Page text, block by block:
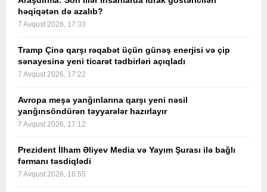
həqiqətən də azalıb?
7 Avqust 2026, 17:33
Tramp Çinə qarşı rəqabət üçün günəş enerjisi və çip
sənayesinə yeni ticarət tədbirləri açıqladı
7 Avqust 2026, 17:22
Avropa meşə yanğınlarına qarşı yeni nəsil
yanğınsöndürən təyyarələr hazırlayır
7 Avqust 2026, 17:12
Prezident İlham Əliyev Media və Yayım Şurası ilə bağlı
fərmanı təsdiqlədi
7 Avqust 2026, 16:55